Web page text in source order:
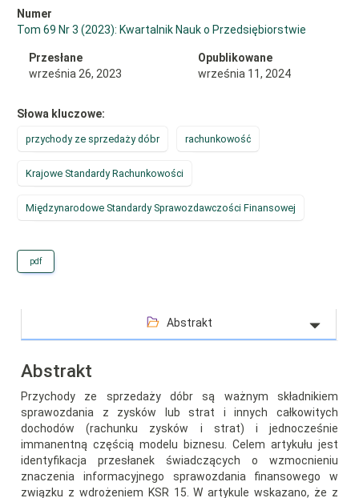
Numer
Tom 69 Nr 3 (2023): Kwartalnik Nauk o Przedsiębiorstwie
Przesłane
września 26, 2023
Opublikowane
września 11, 2024
Słowa kluczowe:
przychody ze sprzedaży dóbr rachunkowość
Krajowe Standardy Rachunkowości
Międzynarodowe Standardy Sprawozdawczości Finansowej
pdf
Abstrakt
Abstrakt
Przychody ze sprzedaży dóbr są ważnym składnikiem
sprawozdania z zysków lub strat i innych całkowitych
dochodów (rachunku zysków i strat) i jednocześnie
immanentną częścią modelu biznesu. Celem artykułu jest
identyfikacja przesłanek świadczących o wzmocnieniu
znaczenia informacyjnego sprawozdania finansowego w
związku z wdrożeniem KSR 15. W artykule wskazano, że z